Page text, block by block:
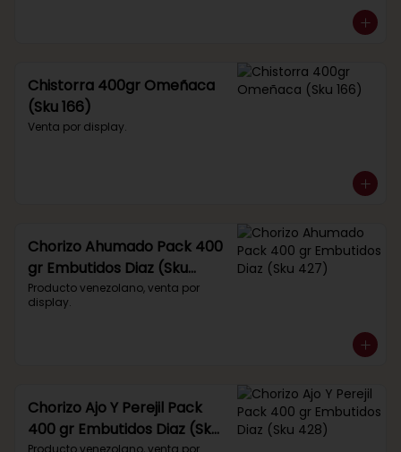
Chistorra 400gr Omeñaca
(Sku 166)
Venta por display.
Chorizo Ahumado Pack 400
gr Embutidos Diaz (Sku
427)
Producto venezolano, venta por
display.
Chorizo Ajo Y Perejil Pack
400 gr Embutidos Diaz (Sku
Producto venezolano, venta por